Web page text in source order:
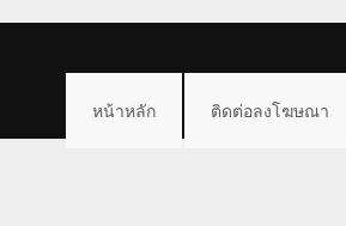
หน้าหลัก ติดต่อลงโฆษณา